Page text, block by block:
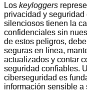
Los keyloggers
privacidad y
silenciosos tienen la
confidenciales sin
de estos peligros,
seguras en línea,
actualizados y contar
seguridad confiables.
ciberseguridad es
información sensible